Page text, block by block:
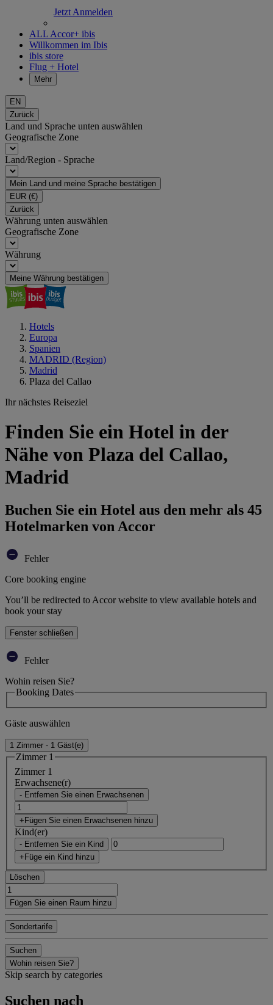
Jetzt Anmelden
ALL Accor+ ibis
Willkommen im Ibis
ibis store
Flug + Hotel
Mehr
EN
Zurück
Land und Sprache unten auswählen
Geografische Zone
Land/Region - Sprache
Mein Land und meine Sprache bestätigen
EUR (€)
Zurück
Währung unten auswählen
Geografische Zone
Währung
Meine Währung bestätigen
Hotels
Europa
Spanien
MADRID (Region)
Madrid
Plaza del Callao
Ihr nächstes Reiseziel
Finden Sie ein Hotel in der
Nähe von Plaza del Callao,
Madrid
Buchen Sie ein Hotel aus den mehr als 45
Hotelmarken von Accor
Fehler
Core booking engine
You’ll be redirected to Accor website to view available hotels and
book your stay
Fenster schließen
Fehler
Wohin reisen Sie?
Booking Dates
Gäste auswählen
1 Zimmer - 1 Gäst(e)
Zimmer 1
Zimmer 1
Erwachsene(r)
- Entfernen Sie einen Erwachsenen
+Fügen Sie einen Erwachsenen hinzu
Kind(er)
- Entfernen Sie ein Kind
+Füge ein Kind hinzu
Löschen
Fügen Sie einen Raum hinzu
Sondertarife
Suchen
Wohin reisen Sie?
Skip search by categories
Suchen nach